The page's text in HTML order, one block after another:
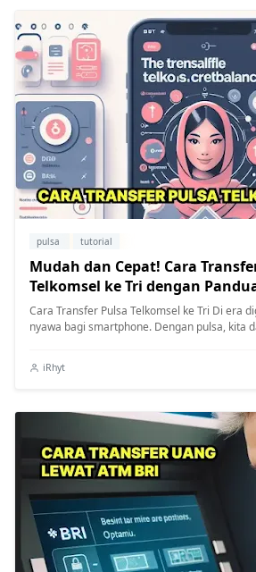
pulsa tutorial
Mudah dan Cepat! Cara
Telkomsel ke Tri dengan
Cara Transfer Pulsa Telkomsel ke Tri Di era digital ini, pulsa bagaikan
nyawa bagi smartphone. Dengan pulsa, kita
iRhyt